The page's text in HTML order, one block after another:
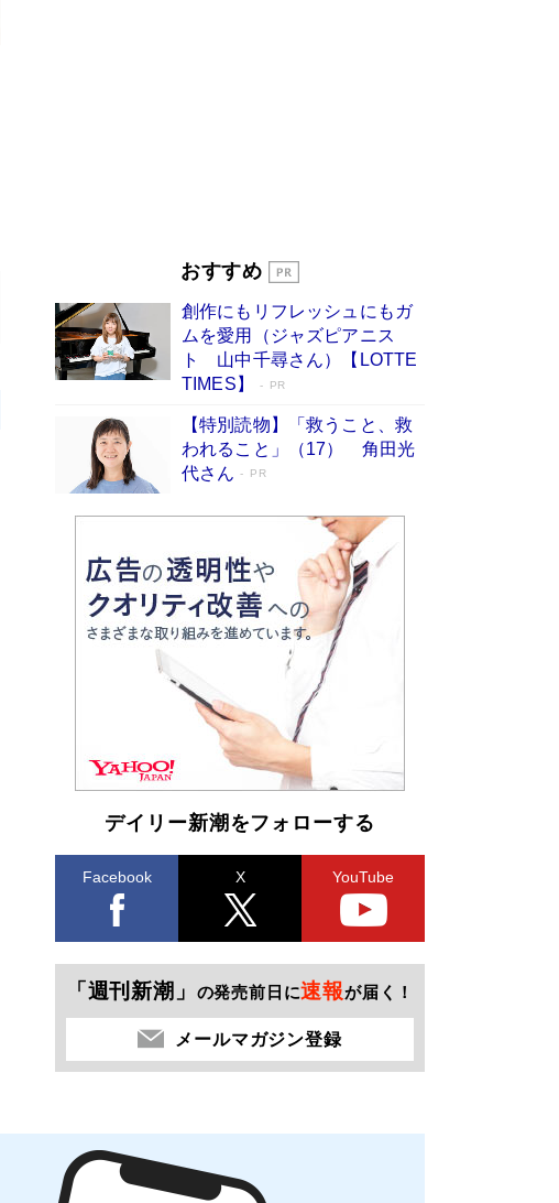
版には「宇宙で描かれたマンガ」も収録
友近氏、絶賛！ 鎌倉を舞台に、孤独を抱えた
人々が新たな一歩を踏み出す連作短篇集『海のほ
とりのプラネット』試し読み
Book Bang
おすすめ
創作にもリフレッシュにもガ
ムを愛用（ジャズピアニス
ト 山中千尋さん）【LOTTE
TIMES】
PR
【特別読物】「救うこと、救
われること」（17） 角田光
代さん
PR
デイリー新潮をフォローする
Facebook X YouTube
「週刊新潮」 の発売前日に速報が届く！
メールマガジン登録